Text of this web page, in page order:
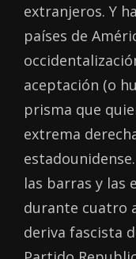
extranjeros. Y
países de
aceptación (o
prisma que
extrema
las barras y las
durante cuatro
deriva fascista